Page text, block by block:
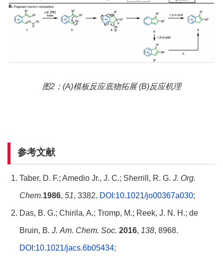
图2：(A)模板反应底物拓展 (B)反应机理
参考文献
Taber, D. F.; Amedio Jr., J. C.; Sherrill, R. G. J. Org.
Chem.1986, 51, 3382. DOI:10.1021/jo00367a030;
Das, B. G.; Chirila, A.; Tromp, M.; Reek, J. N. H.; de
Bruin, B. J. Am. Chem. Soc. 2016, 138, 8968.
DOI:10.1021/jacs.6b05434;